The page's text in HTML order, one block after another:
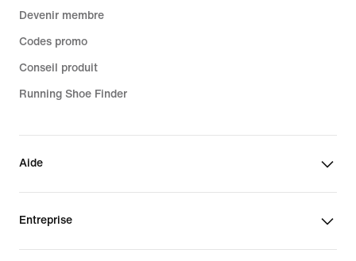
Devenir membre
Codes promo
Conseil produit
Running Shoe Finder
Aide
Entreprise